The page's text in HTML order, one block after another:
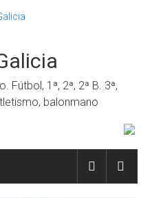
Fútbol, 1ª, 2ª, 2ª B. 3ª,
balonmano